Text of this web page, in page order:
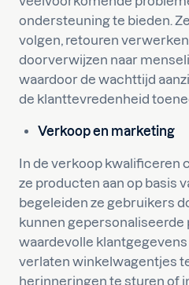
ondersteuning te bieden.
volgen, retouren
doorverwijzen naar
waardoor de wachttijd
de klanttevredenheid
Verkoop en marketing
In de verkoop kwalificeren
ze producten aan op basis
begeleiden ze gebruikers
kunnen gepersonaliseerde
waardevolle
verlaten winkelwagentjes
herinneringen te sturen of